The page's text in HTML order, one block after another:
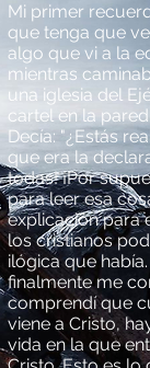
Mi primer
que tenga que
algo que vi a la
mientras
una iglesia del
cartel en la
Decía: "¿Estás
que era la
todas! ¡Por
para leer esa
explicación para
los cristianos
ilógica que
finalmente me
comprendí que
viene a Cristo,
vida en la que